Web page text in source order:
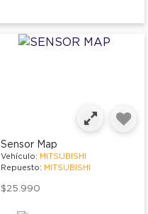
Sensor Map
Vehículo: MITSUBISHI
Repuesto: MITSUBISHI
$25.990